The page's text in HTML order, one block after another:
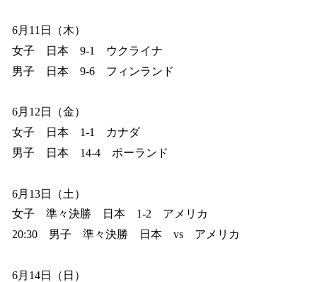
6月11日（木）
女子 日本 9-1 ウクライナ
男子 日本 9-6 フィンランド
6月12日（金）
女子 日本 1-1 カナダ
男子 日本 14-4 ポーランド
6月13日（土）
女子 準々決勝 日本 1-2 アメリカ
20:30 男子 準々決勝 日本 vs アメリカ
6月14日（日）